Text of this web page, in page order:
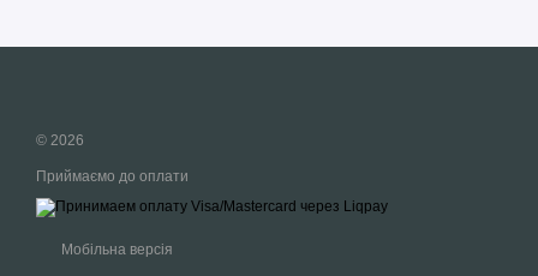
© 2026
Приймаємо до оплати
Мобільна версія